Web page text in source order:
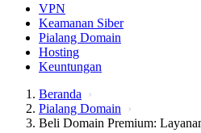
VPN
Keamanan Siber
Pialang Domain
Hosting
Keuntungan
Beranda
Pialang Domain
Beli Domain Premium: